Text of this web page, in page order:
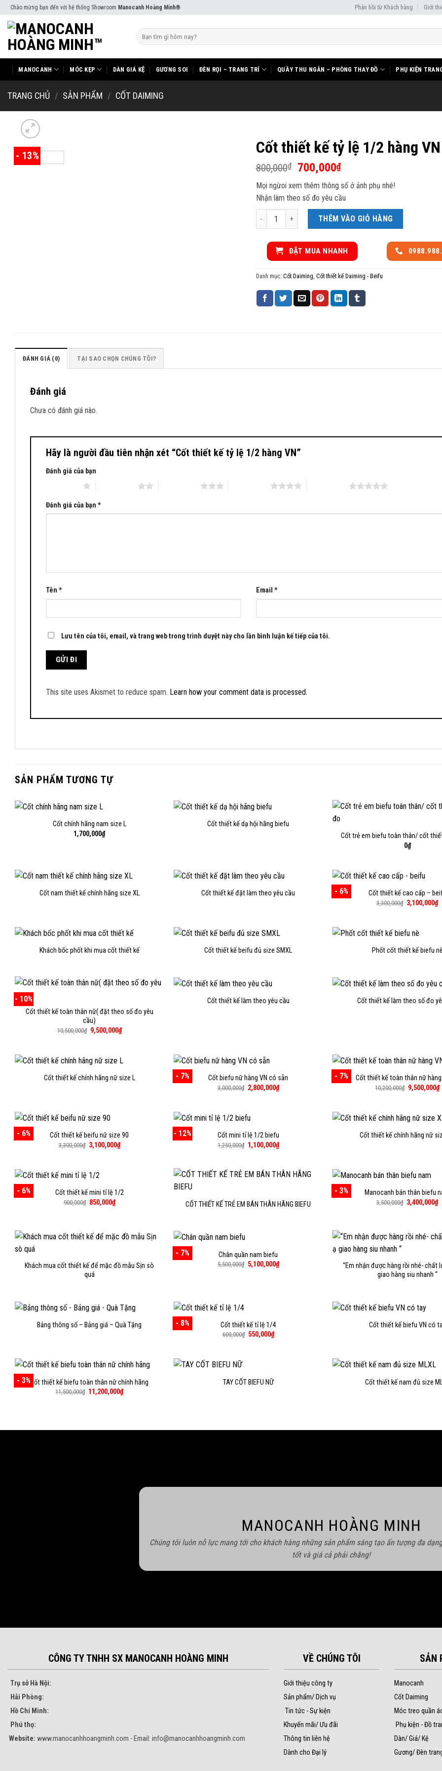
Skip
to
content
Chào mừng bạn đến với hệ thống Showroom Manocanh Hoàng Minh® Phản hồi từ Khách hàng Giới
Tìm
kiếm:
MANOCANH MÓC KẸP DÀN GIÁ KỆ GƯƠNG SOI ĐÈN RỌI – TRANG TRÍ QUẦY THU NGÂN – PHÒNG THAY ĐỒ PHỤ KIỆN
TRANG CHỦ / SẢN PHẨM / CỐT DAIMING
- 13% Cốt thiết kế tỷ lệ 1/2 hàng VN
800,000₫
Giá
gốc
là:
800,000₫.
700,000₫Giá
hiện
tại
là:
700,000₫.
Mọi ngừoi xem thêm thông số ở ảnh phụ nhé!
Nhận làm theo số đo yêu cầu
Cốt thiết kế tỷ lệ 1/2 hàng VN số lượng
THÊM VÀO GIỎ HÀNG
ĐẶT MUA NHANH
Danh mục: Cốt Daiming, Cốt thiết kế Daiming - Beifu
ĐÁNH GIÁ (0) TẠI SAO CHỌN CHÚNG TÔI?
Đánh giá
Chưa có đánh giá nào.
Hãy là người đầu tiên nhận xét “Cốt thiết kế tỷ lệ 1/2 hàng VN”
Đánh giá của bạn
Đánh giá của bạn *
Tên * Email *
Lưu tên của tôi, email, và trang web trong trình duyệt này cho lần bình luận kế tiếp của tôi.
This site uses Akismet to reduce spam. Learn how your comment data is processed.
SẢN PHẨM TƯƠNG TỰ
Cốt chính hãng nam size L
1,700,000₫
Cốt thiết kế dạ hội hãng biefu
Cốt trẻ em biefu toàn thân/ cốt
0₫
Cốt nam thiết kế chính hãng size XL Cốt thiết kế đặt làm theo yêu cầu - 6% Cốt thiết kế cao cấp –
3,300,000₫ Giá
gốc
3,100,000₫Giá
Khách bốc phốt khi mua cốt thiết kế Cốt thiết kế beifu đủ size SMXL Phốt cốt thiết kế biefu nè
- 10%
Cốt thiết kế toàn thân nữ( đặt theo số đo yêu
cầu)
10,500,000₫ Giá
gốc
9,500,000₫Giá
hiện
9,500,000₫.
Cốt thiết kế làm theo yêu cầu Cốt thiết kế làm theo số đo
Cốt thiết kế chính hãng nữ size L - 7% Cốt biefu nữ hàng VN có sẵn
3,000,000₫ Giá
gốc
2,800,000₫Giá
hiện
- 7% Cốt thiết kế toàn thân nữ hàng
10,200,000₫ Giá
gốc
9,500,000₫
- 6% Cốt thiết kế beifu nữ size 90
3,300,000₫ Giá
gốc
3,100,000₫Giá
hiện
- 12% Cốt mini tỉ lệ 1/2 biefu
1,250,000₫ Giá
gốc
1,100,000₫Giá
hiện
1,100,000₫.
Cốt thiết kế chính hãng nữ
- 6% Cốt thiết kế mini tỉ lệ 1/2
900,000₫ Giá
850,000₫Giá
hiện
CỐT THIẾT KẾ TRẺ EM BÁN THÂN HÃNG BIEFU
- 3% Manocanh bán thân biefu
3,500,000₫ Giá
gốc
3,400,000₫Giá
Khách mua cốt thiết kế để mặc đồ mẫu Sịn sò
quá
- 7% Chân quần nam biefu
5,500,000₫ Giá
gốc
5,100,000₫Giá
hiện
“Em nhận được hàng rồi nhé- chất
giao hàng siu nhanh “
Bảng thông số – Bảng giá – Quà Tặng - 8% Cốt thiết kế tỉ lệ 1/4
600,000₫ Giá
550,000₫Giá
Cốt thiết kế biefu VN có
- 3% Cốt thiết kế biefu toàn thân nữ chính hãng
11,500,000₫ Giá
gốc
11,200,000₫Giá
hiện
TAY CỐT BIEFU NỮ Cốt thiết kế nam đủ size
MANOCANH HOÀNG MINH
Chúng tôi luôn nỗ lực mang tới cho khách hàng những sản phẩm sáng tạo ấn tượng đa
tốt và giá cả phải chăng!
CÔNG TY TNHH SX MANOCANH HOÀNG MINH
Trụ sở Hà Nội:
Hải Phòng:
Hồ Chí Minh:
Phú thọ:
Website: www.manocanhhoangminh.com - Email: info@manocanhhoangminh.com
VỀ CHÚNG TÔI
Giới thiệu công ty
Sản phẩm/ Dịch vụ
Tin tức - Sự kiện
Khuyến mãi/ Ưu đãi
Thông tin liên hệ
Dành cho Đại lý
SẢN
Manocanh
Cốt Daiming
Móc treo quần
Phụ kiện - Đồ
Dàn/ Giá/ Kệ
Gương/ Đèn